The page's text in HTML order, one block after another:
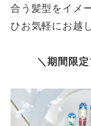
合う髪型をイメ
ひお気軽にお越
＼期間限